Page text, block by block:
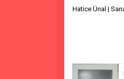
Hatice Ünal |